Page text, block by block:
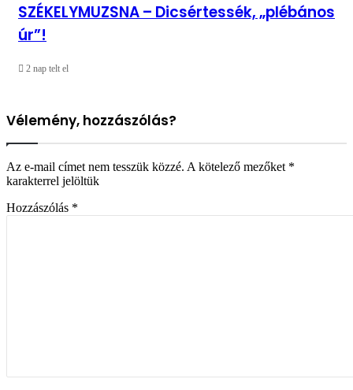
SZÉKELYMUZSNA – Dicsértessék, „plébános
úr”!
2 nap telt el
Vélemény, hozzászólás?
Az e-mail címet nem tesszük közzé. A kötelező mezőket *
karakterrel jelöltük
Hozzászólás *